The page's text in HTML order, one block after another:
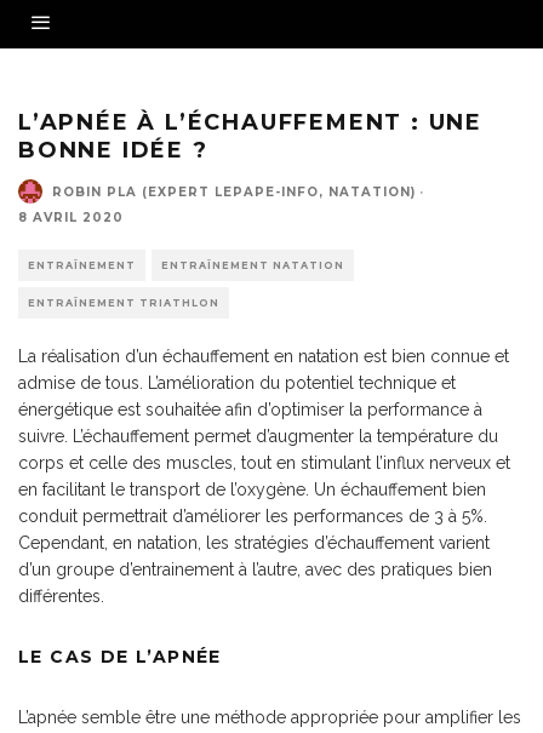
L’APNÉE À L’ÉCHAUFFEMENT : UNE
BONNE IDÉE ?
ROBIN PLA (EXPERT LEPAPE-INFO, NATATION) ·
8 AVRIL 2020
ENTRAÎNEMENT ENTRAÎNEMENT NATATION
ENTRAÎNEMENT TRIATHLON
La réalisation d’un échauffement en natation est bien connue et
admise de tous. L’amélioration du potentiel technique et
énergétique est souhaitée afin d’optimiser la performance à
suivre. L’échauffement permet d’augmenter la température du
corps et celle des muscles, tout en stimulant l’influx nerveux et
en facilitant le transport de l’oxygène. Un échauffement bien
conduit permettrait d’améliorer les performances de 3 à 5%.
Cependant, en natation, les stratégies d’échauffement varient
d’un groupe d’entrainement à l’autre, avec des pratiques bien
différentes.
LE CAS DE L’APNÉE
L’apnée semble être une méthode appropriée pour amplifier les